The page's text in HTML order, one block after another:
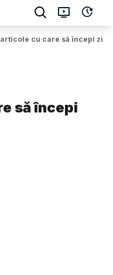
cu care să începi ziua
să începi